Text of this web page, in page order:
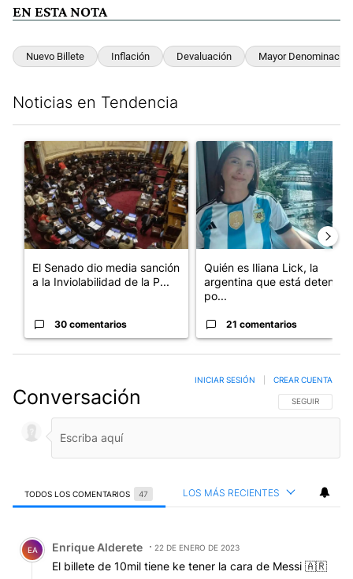
EN ESTA NOTA
Nuevo Billete Inflación Devaluación Mayor Denominación
Noticias en Tendencia
Un artículo de tendencia con el título "El Senado dio media
El Senado dio media sanción
a la Inviolabilidad de la P...
30 comentarios
Un artículo de tendencia con
Quién es Iliana Lick, la
argentina que está detenida
po...
21 comentarios
Conversación SIGA ESTA
SEGUIR
INICIAR SESIÓN CREAR CUENTA
TODOS LOS COMENTARIOS 47 LOS MÁS RECIENTES
Comentario de Enrique Alderete.
EA Enrique Alderete 22 DE ENERO DE 2023
El billete de 10mil tiene ke tener la cara de Messi 🇦🇷